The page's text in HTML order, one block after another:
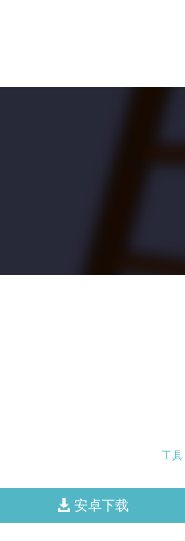
工具
安卓下载